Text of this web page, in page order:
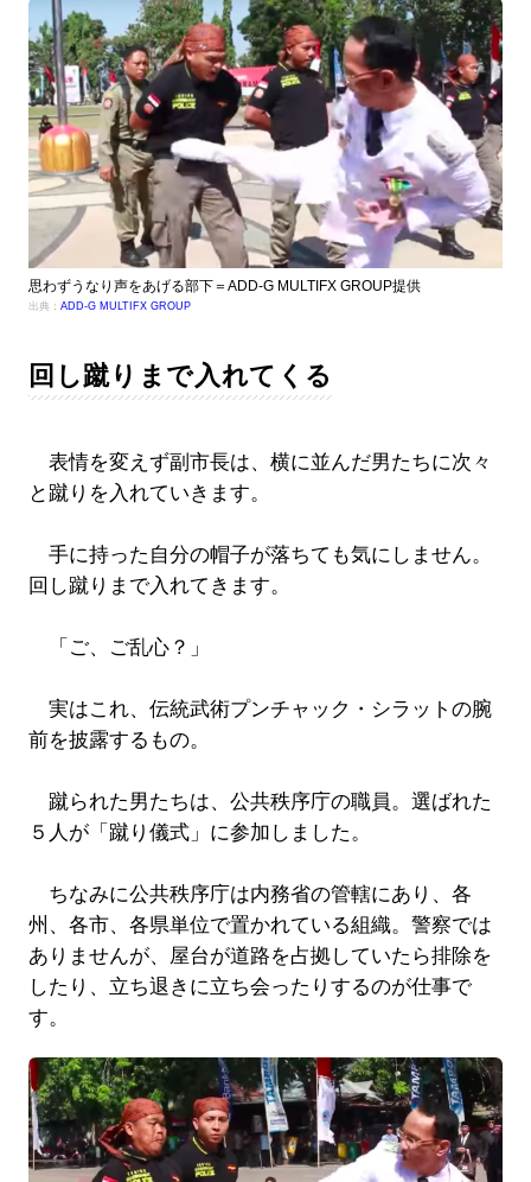
思わずうなり声をあげる部下＝ADD-G MULTIFX GROUP提供
出典： ADD-G MULTIFX GROUP
回し蹴りまで入れてくる
表情を変えず副市長は、横に並んだ男たちに次々
と蹴りを入れていきます。
手に持った自分の帽子が落ちても気にしません。
回し蹴りまで入れてきます。
「ご、ご乱心？」
実はこれ、伝統武術プンチャック・シラットの腕
前を披露するもの。
蹴られた男たちは、公共秩序庁の職員。選ばれた
５人が「蹴り儀式」に参加しました。
ちなみに公共秩序庁は内務省の管轄にあり、各
州、各市、各県単位で置かれている組織。警察では
ありませんが、屋台が道路を占拠していたら排除を
したり、立ち退きに立ち会ったりするのが仕事で
す。